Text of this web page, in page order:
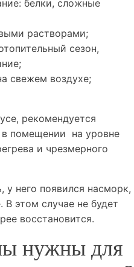
белки, сложные
растворами;
сезон,
свежем воздухе;
рекомендуется
в помещении на уровне
и чрезмерного
у него появился насморк,
В этом случае не будет
восстановится.
нужны для